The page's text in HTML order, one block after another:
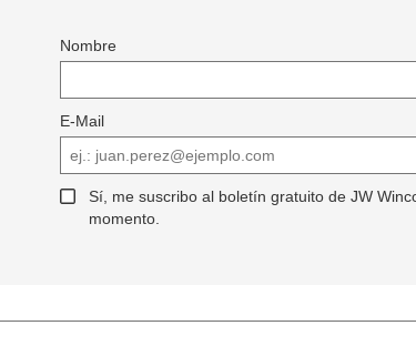
Nombre
E-Mail
Sí, me suscribo al boletín gratuito de JW
momento.